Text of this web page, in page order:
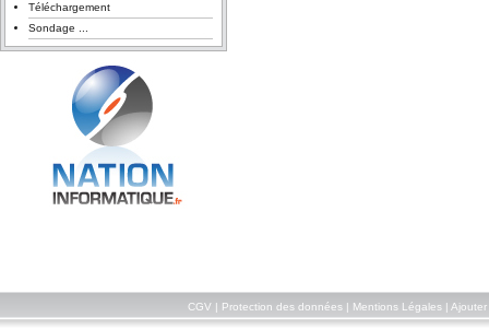
Téléchargement
Sondage ...
CGV Protection des données| Mentions Légales| Ajouter